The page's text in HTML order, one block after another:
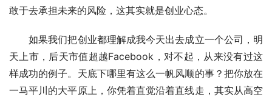
敢于去承担未来的风险，这其实就是创业心态。
如果我们把创业都理解成我今天出去成立一个公司，明
天上市，后天市值超越Facebook，对不起，从来没有过这
样成功的例子。天底下哪里有这么一帆风顺的事？把你放在
一马平川的大平原上，你凭着直觉沿着直线走，其实从高空